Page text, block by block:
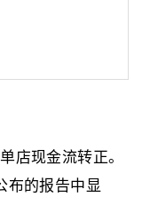
店现金流转正。
布的报告中显